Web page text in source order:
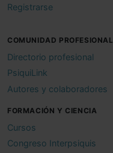
Registrarse
COMUNIDAD PROFESIONAL
Directorio profesional
PsiquiLink
Autores y colaboradores
FORMACIÓN Y CIENCIA
Cursos
Congreso Interpsiquis